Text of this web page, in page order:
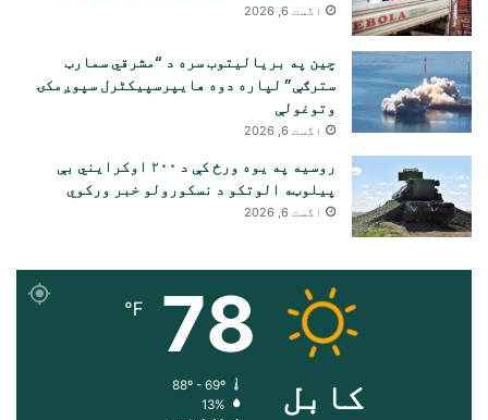
اگست 6, 2026
چین په بریالیتوب سره د “مشرقي سمارټ
سترګې” لپاره دوه هایپرسپیکٹرل سپوږمکۍ
وتوغولې
اگست 6, 2026
روسیه په یوه ورځ کې د ۲۰۰ اوکرایني بې
پیلوټه الوتکو د نسکورولو خبر ورکوي
اگست 6, 2026
کابل
78
℉
88º - 69º
13%